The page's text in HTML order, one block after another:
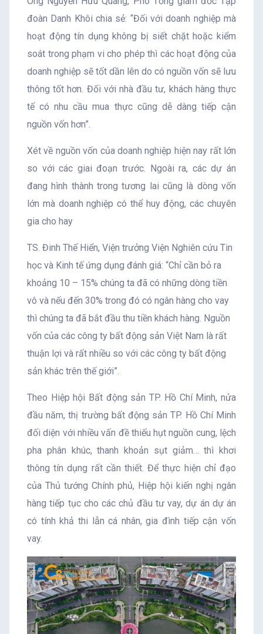
đoàn Danh Khôi chia sẻ: “Đối với doanh nghiệp mà
hoạt động tín dụng không bị siết chặt hoặc kiểm
soát trong phạm vi cho phép thì các hoạt động của
doanh nghiệp sẽ tốt dần lên do có nguồn vốn sẽ lưu
thông tốt hơn. Đối với nhà đầu tư, khách hàng thực
tế có nhu cầu mua thực cũng dễ dàng tiếp cận
nguồn vốn hơn”.
Xét về nguồn vốn của doanh nghiệp hiện nay rất lớn
so với các giai đoạn trước. Ngoài ra, các dự án
đang hình thành trong tương lai cũng là dòng vốn
lớn mà doanh nghiệp có thể huy động, các chuyên
gia cho hay
TS. Đinh Thế Hiển, Viện trưởng Viện Nghiên cứu Tin
học và Kinh tế ứng dụng đánh giá: “Chỉ cần bỏ ra
khoảng 10 – 15% chúng ta đã có những dòng tiền
vô và nếu đến 30% trong đó có ngân hàng cho vay
thì chúng ta đã bắt đầu thu tiền khách hàng. Nguồn
vốn của các công ty bất động sản Việt Nam là rất
thuận lợi và rất nhiều so với các công ty bất động
sản khác trên thế giới”.
Theo Hiệp hội Bất động sản TP. Hồ Chí Minh, nửa
đầu năm, thị trường bất động sản TP. Hồ Chí Minh
đối diện với nhiều vấn đề thiếu hụt nguồn cung, lệch
pha phân khúc, thanh khoản sụt giảm… thì khơi
thông tín dụng rất cần thiết. Để thực hiện chỉ đạo
của Thủ tướng Chính phủ, Hiệp hội kiến nghị ngân
hàng tiếp tục cho các chủ đầu tư vay, dự án dự án
có tính khả thi lẫn cá nhân, gia đình tiếp cận vốn
vay.